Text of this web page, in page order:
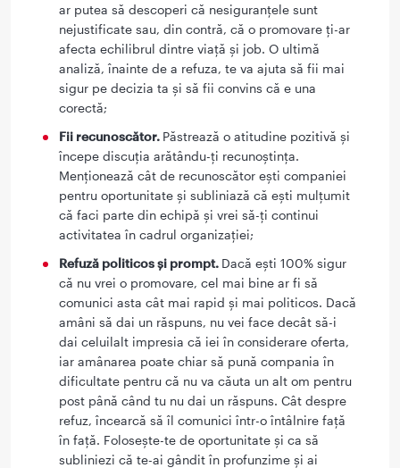
ar putea să descoperi că nesiguranțele sunt
nejustificate sau, din contră, că o promovare ți-ar
afecta echilibrul dintre viață și job. O ultimă
analiză, înainte de a refuza, te va ajuta să fii mai
sigur pe decizia ta și să fii convins că e una
corectă;
Fii recunoscător. Păstrează o atitudine pozitivă și
începe discuția arătându-ți recunoștința.
Menționează cât de recunoscător ești companiei
pentru oportunitate și subliniază că ești mulțumit
că faci parte din echipă și vrei să-ți continui
activitatea în cadrul organizației;
Refuză politicos și prompt. Dacă ești 100% sigur
că nu vrei o promovare, cel mai bine ar fi să
comunici asta cât mai rapid și mai politicos. Dacă
amâni să dai un răspuns, nu vei face decât să-i
dai celuilalt impresia că iei în considerare oferta,
iar amânarea poate chiar să pună compania în
dificultate pentru că nu va căuta un alt om pentru
post până când tu nu dai un răspuns. Cât despre
refuz, încearcă să îl comunici într-o întâlnire față
în față. Folosește-te de oportunitate și ca să
subliniezi că te-ai gândit în profunzime și ai